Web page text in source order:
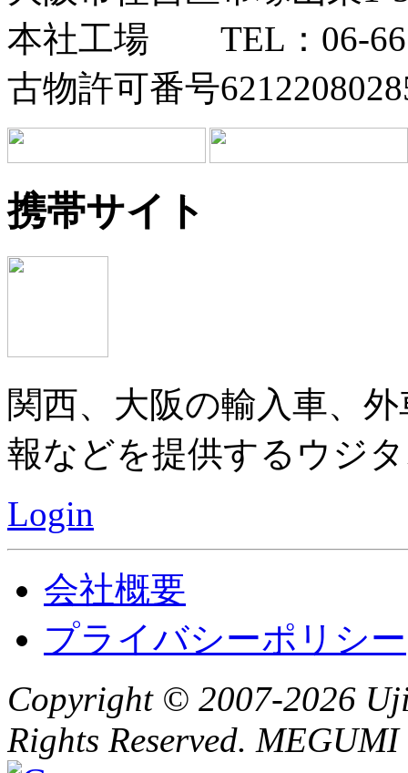
本社工場 TEL：06-
古物許可番号
携帯サイト
関西、大阪の輸入車、
報などを提供するウジ
Login
会社概要
プライバシーポリシー
Copyright © 2007-2026
Rights Reserved.